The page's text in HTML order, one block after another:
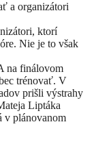
a organizátori
ktorí
Nie je to však
na finálovom
trénovať. V
prišli výstrahy
Liptáka
v plánovanom